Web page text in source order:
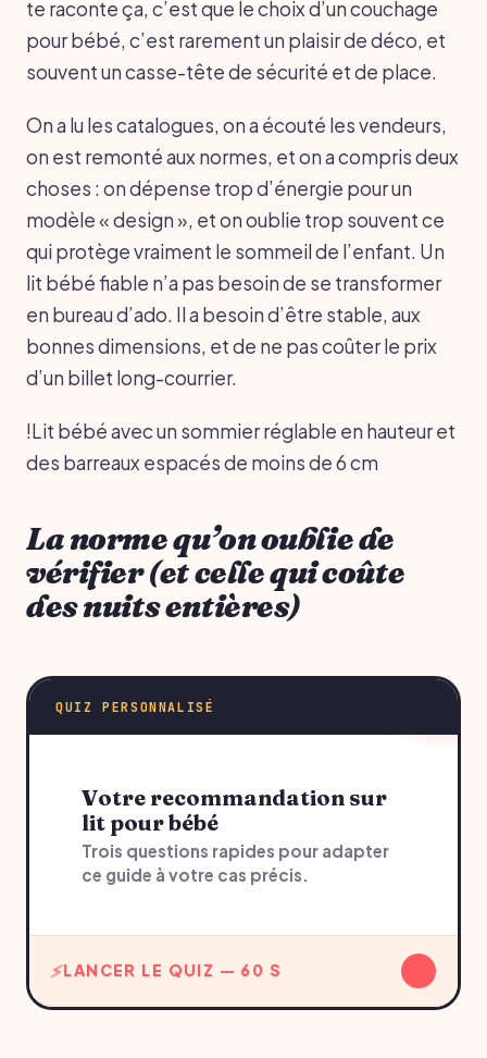
te raconte ça, c’est que le choix d’un couchage
pour bébé, c’est rarement un plaisir de déco, et
souvent un casse-tête de sécurité et de place.
On a lu les catalogues, on a écouté les vendeurs,
on est remonté aux normes, et on a compris deux
choses : on dépense trop d’énergie pour un
modèle « design », et on oublie trop souvent ce
qui protège vraiment le sommeil de l’enfant. Un
lit bébé fiable n’a pas besoin de se transformer
en bureau d’ado. Il a besoin d’être stable, aux
bonnes dimensions, et de ne pas coûter le prix
d’un billet long-courrier.
!Lit bébé avec un sommier réglable en hauteur et
des barreaux espacés de moins de 6 cm
La norme qu’on oublie de
vérifier (et celle qui coûte
des nuits entières)
QUIZ PERSONNALISÉ
Votre recommandation sur
lit pour bébé
Trois questions rapides pour adapter
ce guide à votre cas précis.
LANCER LE QUIZ — 60 S